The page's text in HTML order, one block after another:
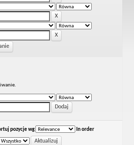
pozycje wg In order